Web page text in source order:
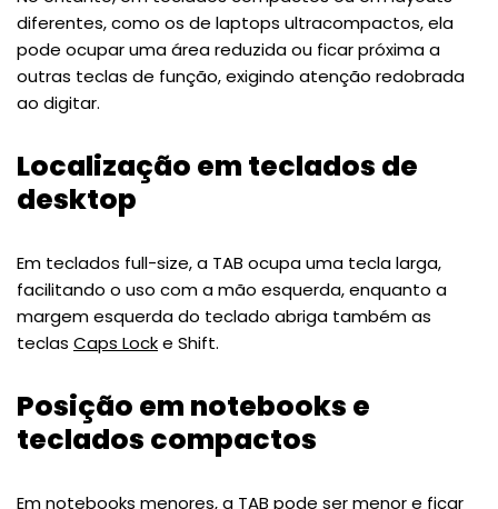
diferentes, como os de laptops ultracompactos, ela
pode ocupar uma área reduzida ou ficar próxima a
outras teclas de função, exigindo atenção redobrada
ao digitar.
Localização em teclados de
desktop
Em teclados full-size, a TAB ocupa uma tecla larga,
facilitando o uso com a mão esquerda, enquanto a
margem esquerda do teclado abriga também as
teclas Caps Locke Shift.
Posição em notebooks e
teclados compactos
Em notebooks menores, a TAB pode ser menor e ficar